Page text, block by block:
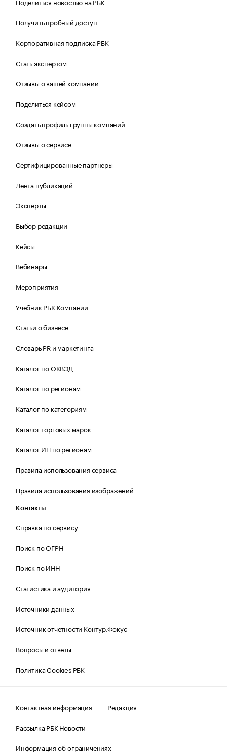
Получить пробный доступ
Корпоративная подписка РБК
Стать экспертом
Отзывы о вашей компании
Поделиться кейсом
Создать профиль группы компаний
Отзывы о сервисе
Сертифицированные партнеры
Лента публикаций
Эксперты
Выбор редакции
Кейсы
Вебинары
Мероприятия
Учебник РБК Компании
Статьи о бизнесе
Словарь PR и маркетинга
Каталог по ОКВЭД
Каталог по регионам
Каталог по категориям
Каталог торговых марок
Каталог ИП по регионам
Правила использования сервиса
Правила использования изображений
Контакты
Справка по сервису
Поиск по ОГРН
Поиск по ИНН
Статистика и аудитория
Источники данных
Источник отчетности Контур.Фокус
Вопросы и ответы
Политика Cookies РБК
Контактная информация
Редакция
Рассылка РБК Новости
Информация об ограничениях